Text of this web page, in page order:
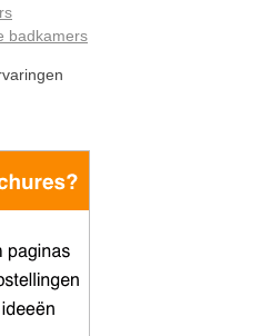
badkamers